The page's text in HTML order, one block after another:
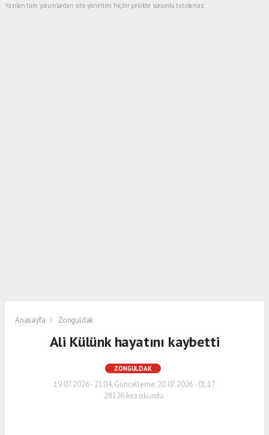
Yazılan tüm yorumlardan site yönetimi hiçbir şekilde sorumlu tutulamaz.
Anasayfa Zonguldak
Ali Külünk hayatını kaybetti
ZONGULDAK
19.07.2026 - 21:04, Güncelleme: 20.07.2026 - 01:17
28126 kez okundu.